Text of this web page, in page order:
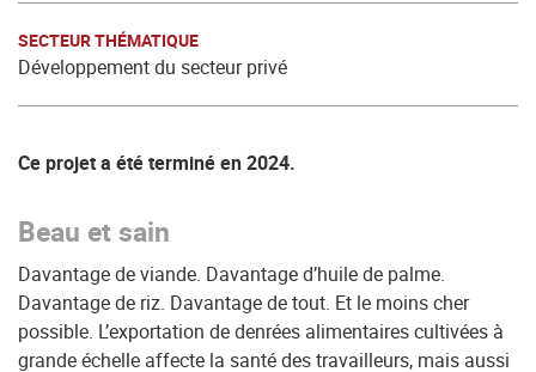
SECTEUR THÉMATIQUE
Développement du secteur privé
Ce projet a été terminé en 2024.
Beau et sain
Davantage de viande. Davantage d’huile de palme.
Davantage de riz. Davantage de tout. Et le moins cher
possible. L’exportation de denrées alimentaires cultivées à
grande échelle affecte la santé des travailleurs, mais aussi